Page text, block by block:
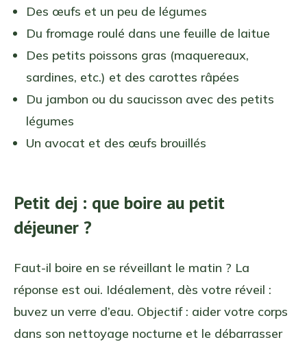
Des œufs et un peu de légumes
Du fromage roulé dans une feuille de laitue
Des petits poissons gras (maquereaux,
sardines, etc.) et des carottes râpées
Du jambon ou du saucisson avec des petits
légumes
Un avocat et des œufs brouillés
Petit dej : que boire au petit
déjeuner ?
Faut-il boire en se réveillant le matin ? La
réponse est oui. Idéalement, dès votre réveil :
buvez un verre d’eau. Objectif : aider votre corps
dans son nettoyage nocturne et le débarrasser